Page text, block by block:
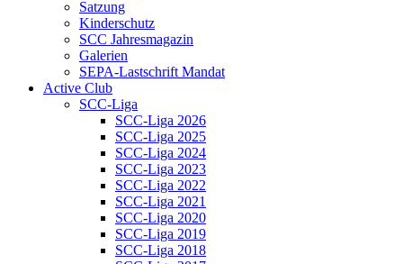
Satzung
Kinderschutz
SCC Jahresmagazin
Galerien
SEPA-Lastschrift Mandat
Active Club
SCC-Liga
SCC-Liga 2026
SCC-Liga 2025
SCC-Liga 2024
SCC-Liga 2023
SCC-Liga 2022
SCC-Liga 2021
SCC-Liga 2020
SCC-Liga 2019
SCC-Liga 2018